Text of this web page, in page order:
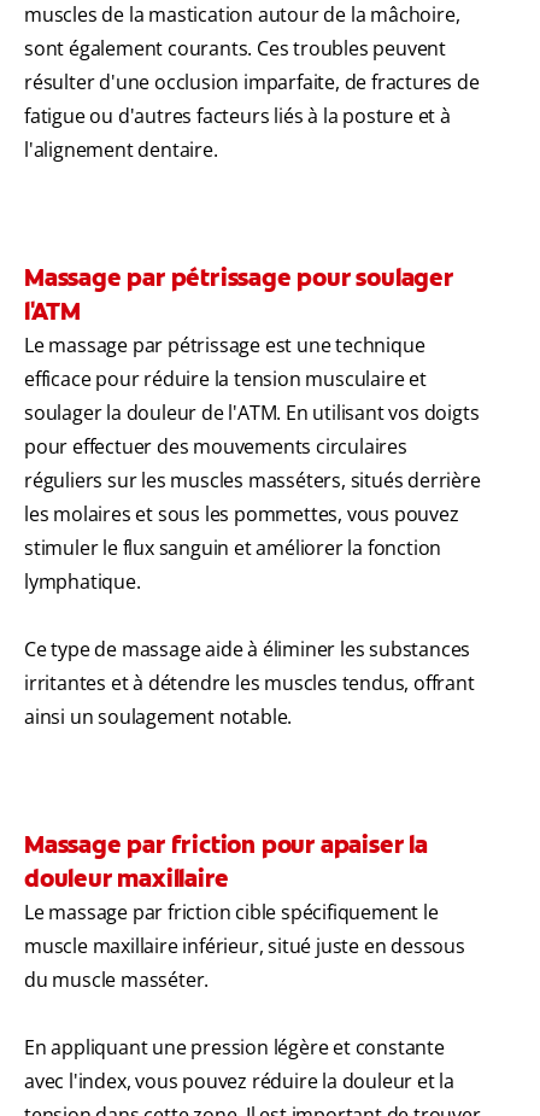
muscles de la mastication autour de la mâchoire,
sont également courants. Ces troubles peuvent
résulter d'une occlusion imparfaite, de fractures de
fatigue ou d'autres facteurs liés à la posture et à
l'alignement dentaire.
Massage par pétrissage pour soulager
l'ATM
Le massage par pétrissage est une technique
efficace pour réduire la tension musculaire et
soulager la douleur de l'ATM. En utilisant vos doigts
pour effectuer des mouvements circulaires
réguliers sur les muscles masséters, situés derrière
les molaires et sous les pommettes, vous pouvez
stimuler le flux sanguin et améliorer la fonction
lymphatique.
Ce type de massage aide à éliminer les substances
irritantes et à détendre les muscles tendus, offrant
ainsi un soulagement notable.
Massage par friction pour apaiser la
douleur maxillaire
Le massage par friction cible spécifiquement le
muscle maxillaire inférieur, situé juste en dessous
du muscle masséter.
En appliquant une pression légère et constante
avec l'index, vous pouvez réduire la douleur et la